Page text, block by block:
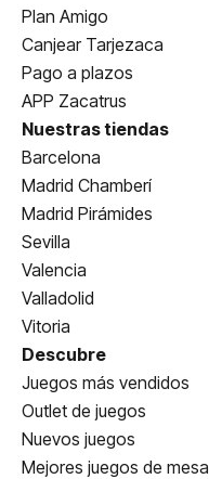
Plan Amigo
Canjear Tarjezaca
Pago a plazos
APP Zacatrus
Nuestras tiendas
Barcelona
Madrid Chamberí
Madrid Pirámides
Sevilla
Valencia
Valladolid
Vitoria
Descubre
Juegos más vendidos
Outlet de juegos
Nuevos juegos
Mejores juegos de mesa